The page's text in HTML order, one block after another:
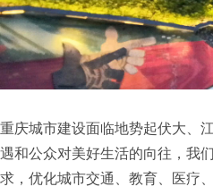
重庆城市建设面临地势起伏大、
遇和公众对美好生活的向往，我
求，优化城市交通、教育、医疗